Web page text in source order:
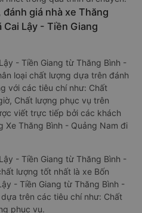
giá nhà xe Thăng
Cai Lậy - Tiền Giang
- Tiền Giang từ Thăng Bình -
loại chất lượng dựa trên đánh
với các tiêu chí như: Chất
Chất lượng phục vụ trên
viết trực tiếp bởi các khách
Xe Thăng Bình - Quảng Nam đi
- Tiền Giang từ Thăng Bình -
lượng tốt nhất là xe Bốn
- Tiền Giang từ Thăng Bình -
trên các tiêu chí như: Chất
phục vụ.